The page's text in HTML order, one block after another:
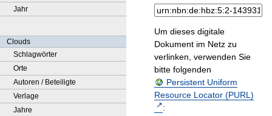
Jahr
Clouds
Schlagwörter
Orte
Autoren / Beteiligte
Verlage
Jahre
Um dieses digitale
Dokument im Netz zu
verlinken, verwenden Sie
bitte folgenden
Persistent Uniform
Resource Locator (PURL)
: